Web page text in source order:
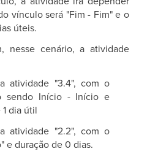
vínculo será "Fim - Fim" e o
úteis.
nesse cenário, a atividade
atividade "3.4", com o
sendo Início - Início e
dia útil
atividade "2.2", com o
e duração de 0 dias.